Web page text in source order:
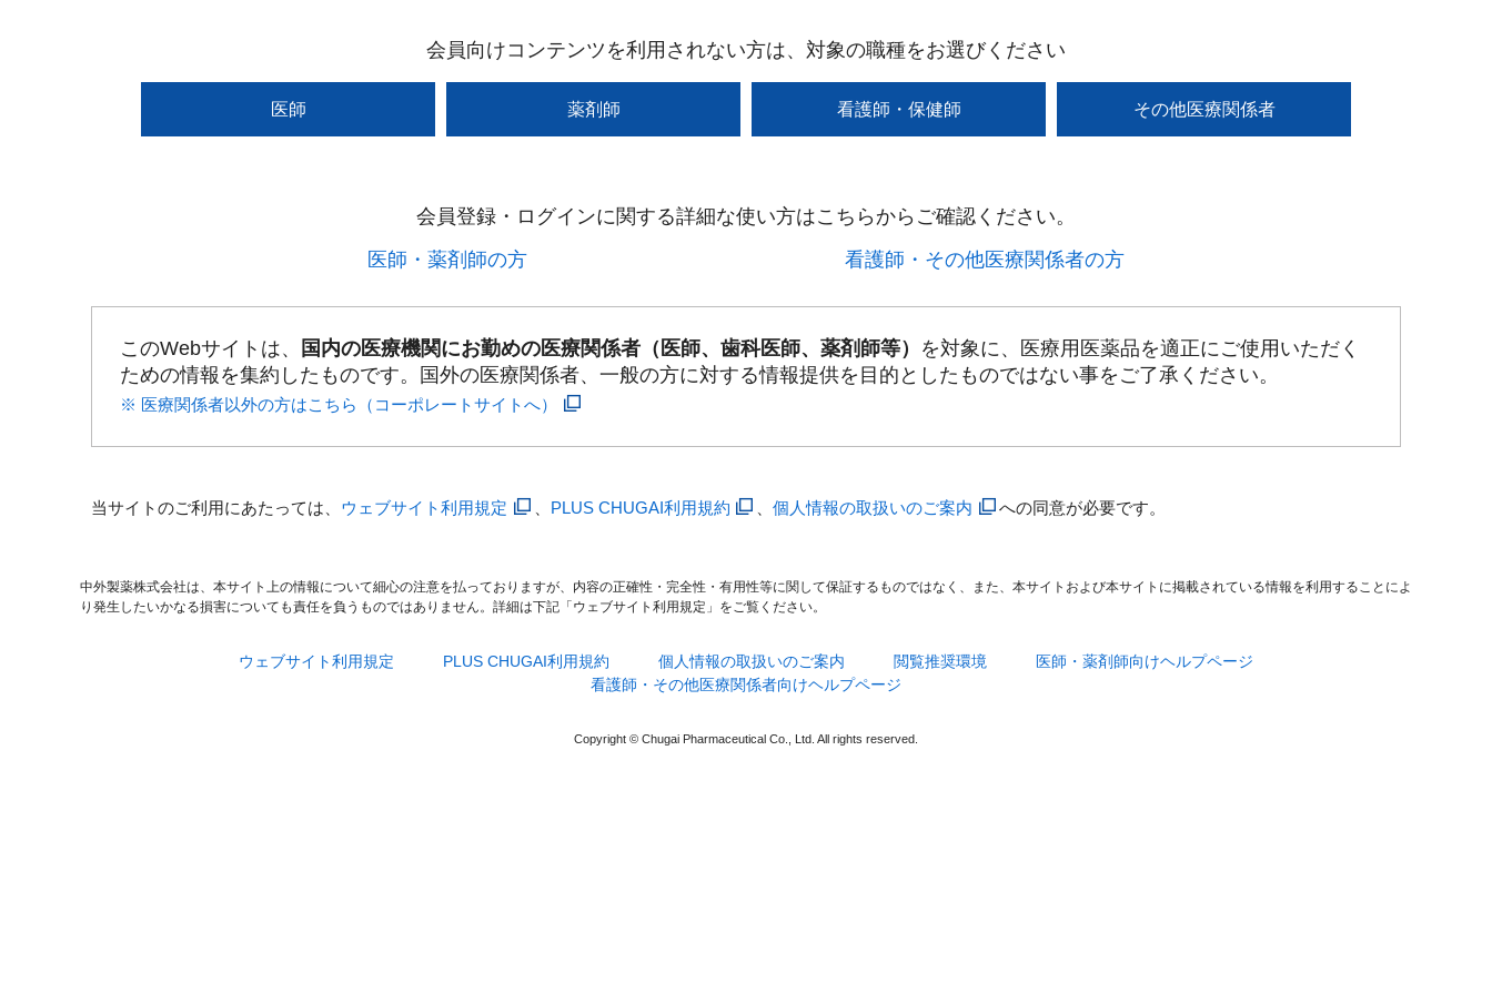
会員向けコンテンツを利用されない方は、対象の職種をお選びください
医師 薬剤師 看護師・保健師 その他医療関係者
会員登録・ログインに関する詳細な使い方はこちらからご確認ください。​
医師・薬剤師の方​
看護師・その他医療関係者の方​
このWebサイトは、 国内の医療機関にお勤めの医療関係者（医師、歯科医師、薬剤師等） を対象に、医療用医薬品を適正にご使用いただく
ための情報を集約したものです。国外の医療関係者、一般の方に対する情報提供を目的としたものではない事をご了承ください。
※ 医療関係者以外の方はこちら（コーポレートサイトへ）
当サイトのご利用にあたっては、 ウェブサイト利用規定 PLUS CHUGAI利用規約 、個人情報の取扱いのご案内 への同意が必要です。
中外製薬株式会社は、本サイト上の情報について細心の注意を払っておりますが、内容の正確性・完全性・有用性等に関して保証するものではなく、また、本サイトおよび本サイトに掲載されている情報を利用することによ
り発生したいかなる損害についても責任を負うものではありません。詳細は下記「ウェブサイト利用規定」をご覧ください。
ウェブサイト利用規定 PLUS CHUGAI利用規約 個人情報の取扱いのご案内 閲覧推奨環境
医師・薬剤師向けヘルプページ
看護師・その他医療関係者向けヘルプページ
Copyright © Chugai Pharmaceutical Co., Ltd. All rights reserved.